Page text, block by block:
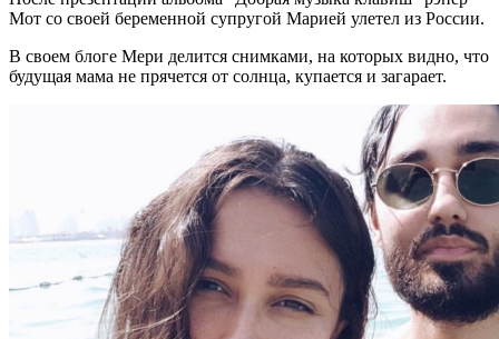
Мот со своей беременной супругой Марией улетел из России.
В своем блоге Мери делится снимками, на которых видно, что
будущая мама не прячется от солнца, купается и загарает.